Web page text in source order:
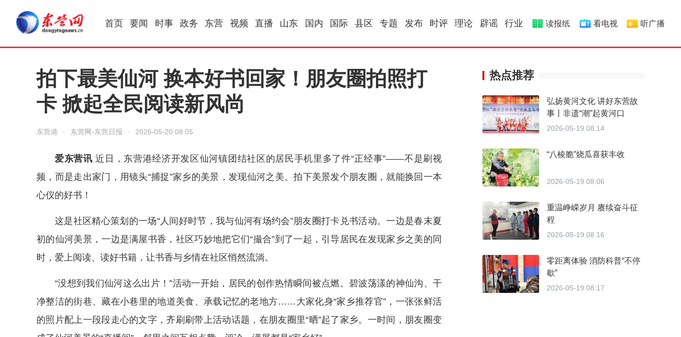
首页 要闻 时事 政务 东营 视频 直播 山东 国内 国际 县区 专题 发布 时评 理论 辟谣 行业 读报纸 看电视 听广播
拍下最美仙河 换本好书回家！朋友圈拍照打
卡 掀起全民阅读新风尚
东营港 · 东营网-东营日报 · 2026-05-20 08:05
爱东营讯 近日，东营港经济开发区仙河镇团结社区的居民手机里多了件“正经事”——不是刷视
频，而是走出家门，用镜头“捕捉”家乡的美景，发现仙河之美。拍下美景发个朋友圈，就能换回一本
心仪的好书！
这是社区精心策划的一场“人间好时节，我与仙河有场约会”朋友圈打卡兑书活动。一边是春末夏
初的仙河美景，一边是满屋书香，社区巧妙地把它们“撮合”到了一起，引导居民在发现家乡之美的同
时，爱上阅读、读好书籍，让书香与乡情在社区悄然流淌。
“没想到我们仙河这么出片！”活动一开始，居民的创作热情瞬间被点燃。碧波荡漾的神仙沟、干
净整洁的街巷、藏在小巷里的地道美食、承载记忆的老地方……大家化身“家乡推荐官”，一张张鲜活
的照片配上一段段走心的文字，齐刷刷带上活动话题，在朋友圈里“晒”起了家乡。一时间，朋友圈变
热点推荐
弘扬黄河文化 讲好东营故
事丨非遗“潮”起黄河口
2026-05-19 08:14
“八棱脆”烧瓜喜获丰收
2026-05-19 08:06
重温峥嵘岁月 赓续奋斗征
程
2026-05-19 08:16
零距离体验 消防科普“不停
歇”
2026-05-19 08:17